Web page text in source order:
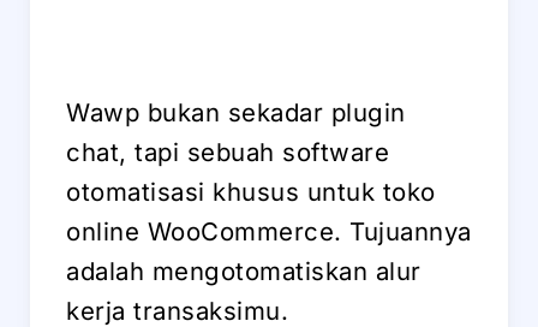
Wawp bukan sekadar plugin
chat, tapi sebuah software
otomatisasi khusus untuk toko
online WooCommerce. Tujuannya
adalah mengotomatiskan alur
kerja transaksimu.